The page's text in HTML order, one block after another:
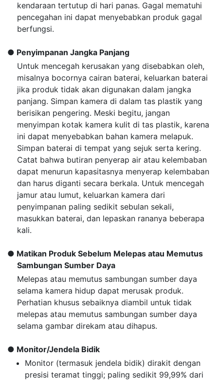
kendaraan tertutup di hari panas. Gagal mematuhi
pencegahan ini dapat menyebabkan produk gagal
berfungsi.
Penyimpanan Jangka Panjang
Untuk mencegah kerusakan yang disebabkan oleh,
misalnya bocornya cairan baterai, keluarkan baterai
jika produk tidak akan digunakan dalam jangka
panjang. Simpan kamera di dalam tas plastik yang
berisikan pengering. Meski begitu, jangan
menyimpan kotak kamera kulit di tas plastik, karena
ini dapat menyebabkan bahan kamera melapuk.
Simpan baterai di tempat yang sejuk serta kering.
Catat bahwa butiran penyerap air atau kelembaban
dapat menurun kapasitasnya menyerap kelembaban
dan harus diganti secara berkala. Untuk mencegah
jamur atau lumut, keluarkan kamera dari
penyimpanan paling sedikit sebulan sekali,
masukkan baterai, dan lepaskan rananya beberapa
kali.
Matikan Produk Sebelum Melepas atau Memutus
Sambungan Sumber Daya
Melepas atau memutus sambungan sumber daya
selama kamera hidup dapat merusak produk.
Perhatian khusus sebaiknya diambil untuk tidak
melepas atau memutus sambungan sumber daya
selama gambar direkam atau dihapus.
Monitor/Jendela Bidik
Monitor (termasuk jendela bidik) dirakit dengan
presisi teramat tinggi; paling sedikit 99,99% dari